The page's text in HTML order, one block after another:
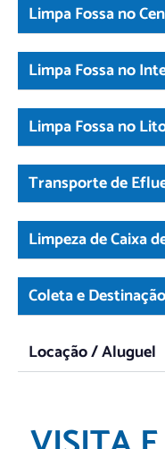
Limpa Fossa no
Limpa Fossa no
Limpa Fossa no
Transporte de
Limpeza de Caixa
Coleta e
Locação / Aluguel